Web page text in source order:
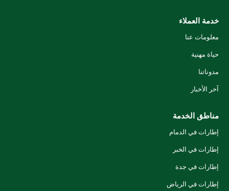
خدمة العملاء
معلومات عنا
حياة مهنية
مدوناتنا
آخر الأخبار
مناطق الخدمة
إطارات في الدمام
إطارات في الخبر
إطارات في جدة
إطارات في الرياض